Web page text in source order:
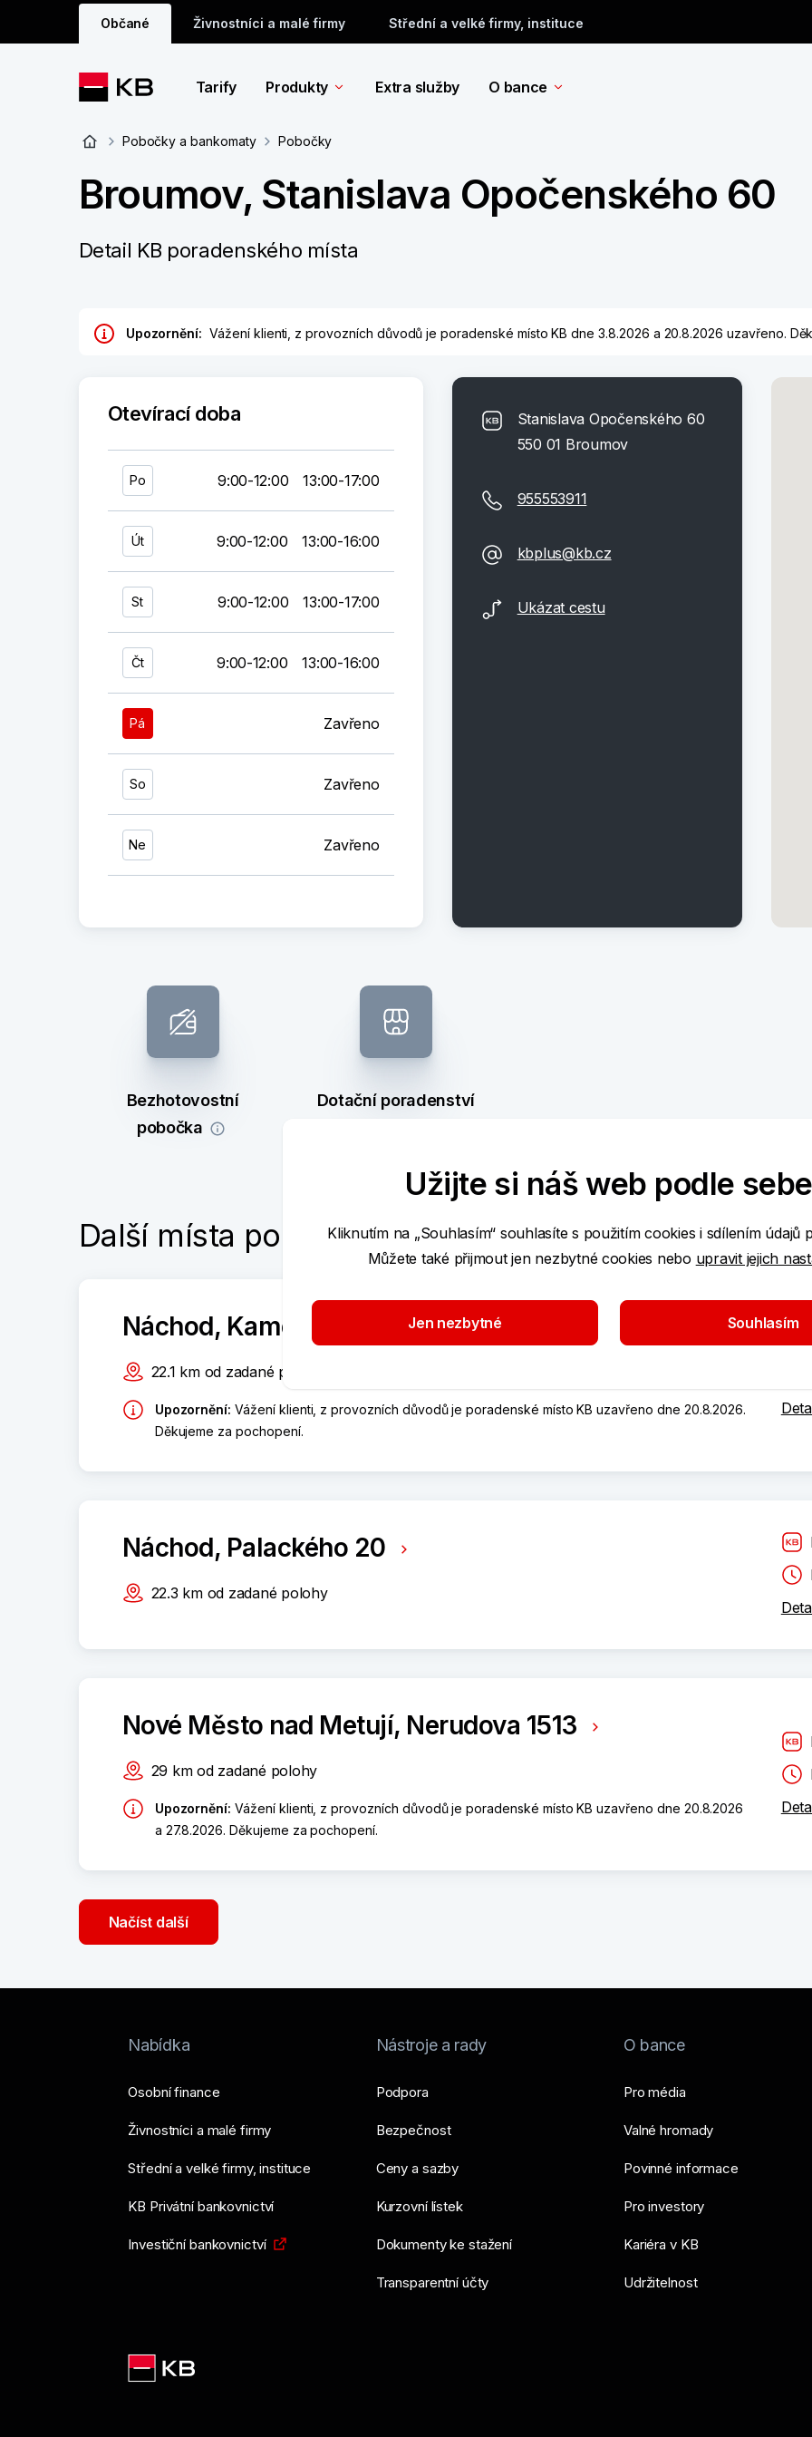
Občané Živnostníci a malé firmy Střední a velké firmy, instituce
Tarify Produkty Extra služby O bance
Pobočky a bankomaty Pobočky
Broumov, Stanislava Opočenského 60
Detail KB poradenského místa
Upozornění: Vážení klienti, z provozních důvodů je poradenské místo KB dne 3.8.2026 a 20.8.2026 uzavřeno.
Otevírací doba
Po 9:00-12:00 13:00-17:00
Út 9:00-12:00 13:00-16:00
St 9:00-12:00 13:00-17:00
Čt 9:00-12:00 13:00-16:00
Pá Zavřeno
So Zavřeno
Ne Zavřeno
Stanislava Opočenského 60
550 01 Broumov
955553911
kbplus@kb.cz
Ukázat cestu
Bezhotovostní
pobočka
Dotační poradenství
Další místa poblíž
Náchod, Kamenice 113
22.1 km od zadané polohy
Upozornění: Vážení klienti, z provozních důvodů je poradenské místo KB uzavřeno dne 20.8.2026.
Děkujeme za pochopení.
Náchod, Palackého 20
22.3 km od zadané polohy
Nové Město nad Metují, Nerudova 1513
29 km od zadané polohy
Upozornění: Vážení klienti, z provozních důvodů je poradenské místo KB uzavřeno dne 20.8.2026
a 27.8.2026. Děkujeme za pochopení.
Načíst další
Nabídka
Osobní finance
Živnostníci a malé firmy
Střední a velké firmy, instituce
KB Privátní bankovnictví
Investiční bankovnictví
Nástroje a rady
Podpora
Bezpečnost
Ceny a sazby
Kurzovní lístek
Dokumenty ke stažení
Transparentní účty
O bance
Pro média
Valné hromady
Povinné informace
Pro investory
Kariéra v KB
Udržitelnost
Užijte si náš web podle sebe
Kliknutím na „Souhlasím“ souhlasíte s použitím cookies i sdílením údajů
Můžete také přijmout jen nezbytné cookies nebo upravit jejich
Jen nezbytné Souhlasím